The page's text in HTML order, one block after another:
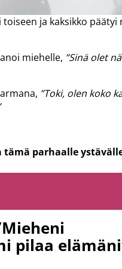
ja kaksikko päätyi
miehelle, ”Sinä olet
”Toki, olen koko
parhaalle
pilaa